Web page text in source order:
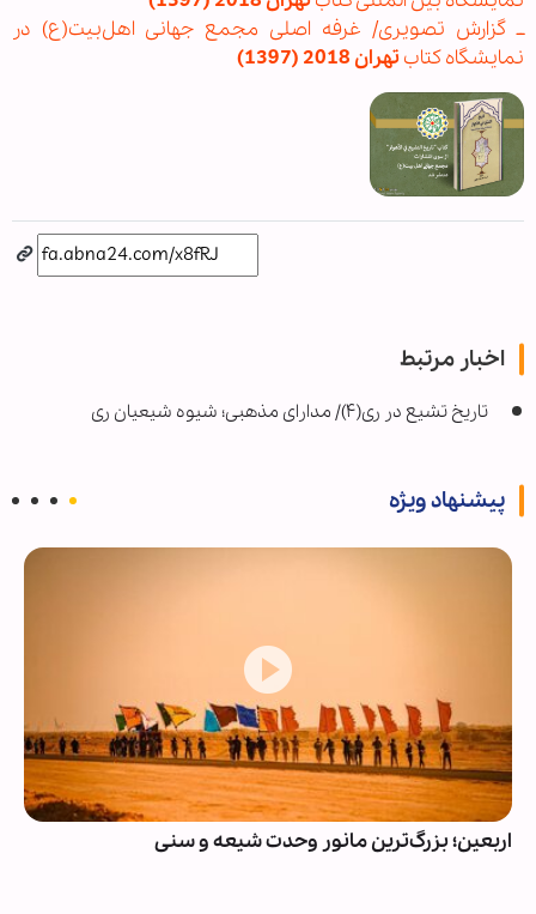
ــ گزارش تصویری/ غرفه اصلی مجمع جهانی اهل‌بیت(ع) در
نمایشگاه کتابتهران 2018 (1397)
اخبار مرتبط
تاریخ تشیع در ری(۴)/ مدارای مذهبی؛ شیوه شیعیان ری
پیشنهاد ویژه
مانور وحدت شیعه و سنی